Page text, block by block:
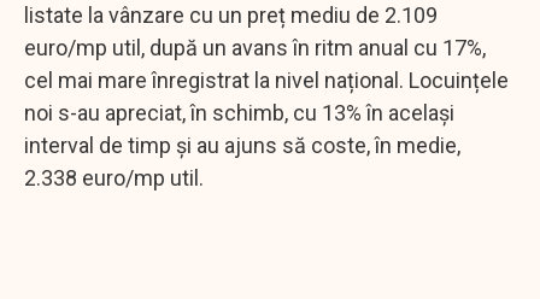
listate la vânzare cu un preț mediu de 2.109
euro/mp util, după un avans în ritm anual cu 17%,
cel mai mare înregistrat la nivel național. Locuințele
noi s-au apreciat, în schimb, cu 13% în același
interval de timp și au ajuns să coste, în medie,
2.338 euro/mp util.